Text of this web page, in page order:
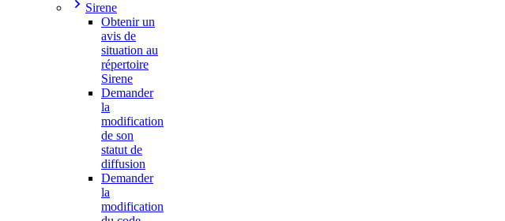
Sirene
Obtenir un
avis de
situation au
répertoire
Sirene
Demander
la
modification
de son
statut de
diffusion
Demander
la
modification